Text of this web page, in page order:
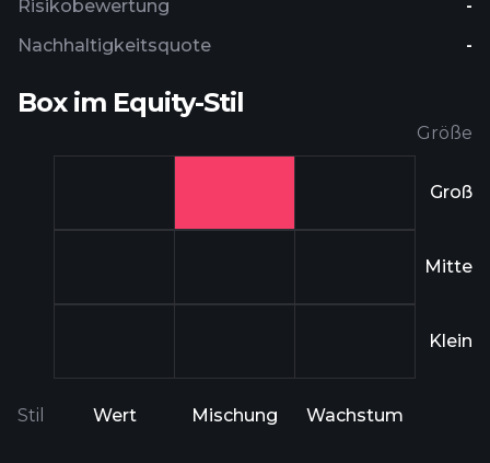
Risikobewertung
-
Nachhaltigkeitsquote
-
Box im Equity-Stil
Größe
Groß
Mitte
Klein
Stil Wert Mischung Wachstum